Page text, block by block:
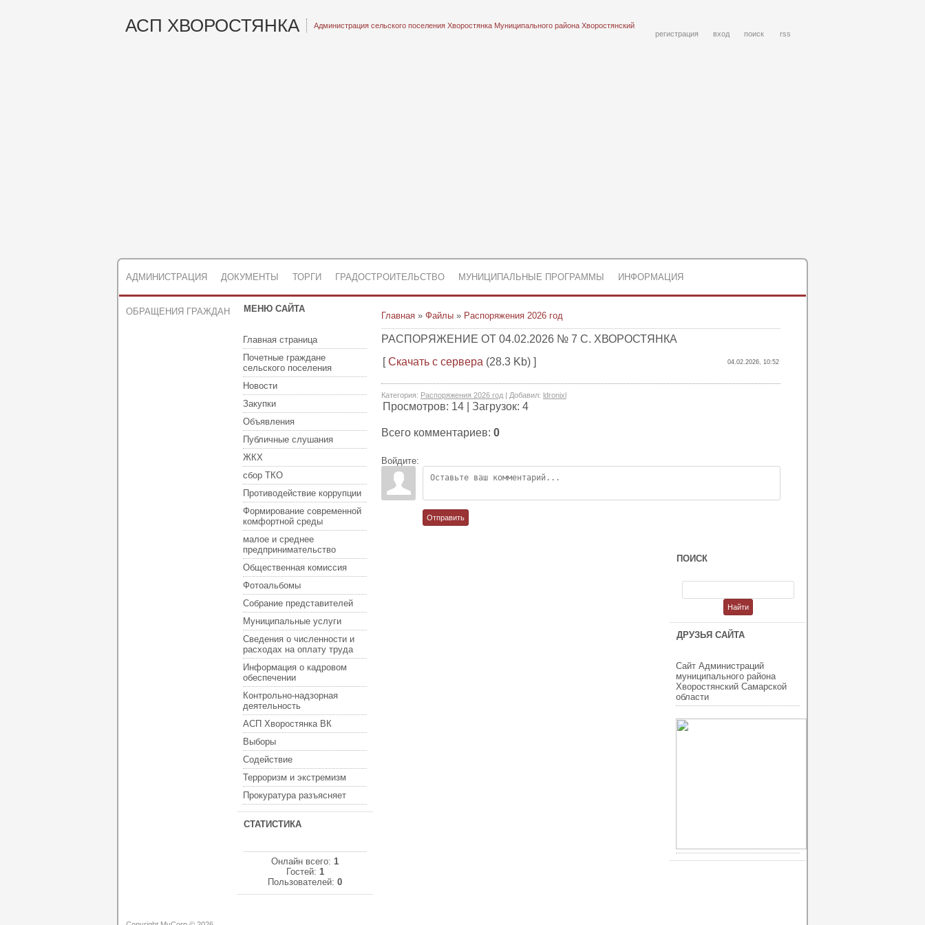
АСП ХВОРОСТЯНКА
Администрация сельского поселения Хворостянка Муниципального района Хворостянский
регистрация
вход поиск rss
АДМИНИСТРАЦИЯ ДОКУМЕНТЫ ТОРГИ ГРАДОСТРОИТЕЛЬСТВО МУНИЦИПАЛЬНЫЕ ПРОГРАММЫ ИНФОРМАЦИЯ
ОБРАЩЕНИЯ ГРАЖДАН МЕНЮ САЙТА
Главная страница
Почетные граждане
сельского поселения
Новости
Закупки
Объявления
Публичные слушания
ЖКХ
сбор ТКО
Противодействие коррупции
Формирование современной
комфортной среды
малое и среднее
предпринимательство
Общественная комиссия
Фотоальбомы
Собрание представителей
Муниципальные услуги
Сведения о численности и
расходах на оплату труда
Информация о кадровом
обеспечении
Контрольно-надзорная
деятельность
АСП Хворостянка ВК
Выборы
Содействие
Терроризм и экстремизм
Прокуратура разъясняет
СТАТИСТИКА
Онлайн всего: 1
Гостей: 1
Пользователей: 0
Главная » Файлы » Распоряжения 2026 год
РАСПОРЯЖЕНИЕ ОТ 04.02.2026 № 7 С. ХВОРОСТЯНКА
[Скачать с сервера (28.3 Kb) ] 04.02.2026, 10:52
Категория: Распоряжения 2026 год | Добавил: ldronixl
Просмотров: 14 Загрузок: 4
Всего комментариев: 0
Войдите:
Отправить
ПОИСК
ДРУЗЬЯ САЙТА
Сайт Администраций
муниципального района
Хворостянский Самарской
области